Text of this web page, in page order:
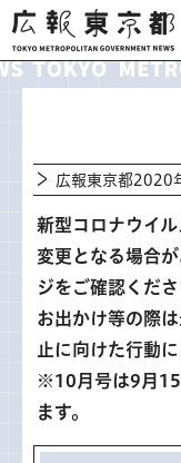
広報東京都
広報東京都2020
新型コロナウイ
変更となる場合
ジをご確認くださ
お出かけ等の際
止に向けた行動
※10月号は9月15
ます。